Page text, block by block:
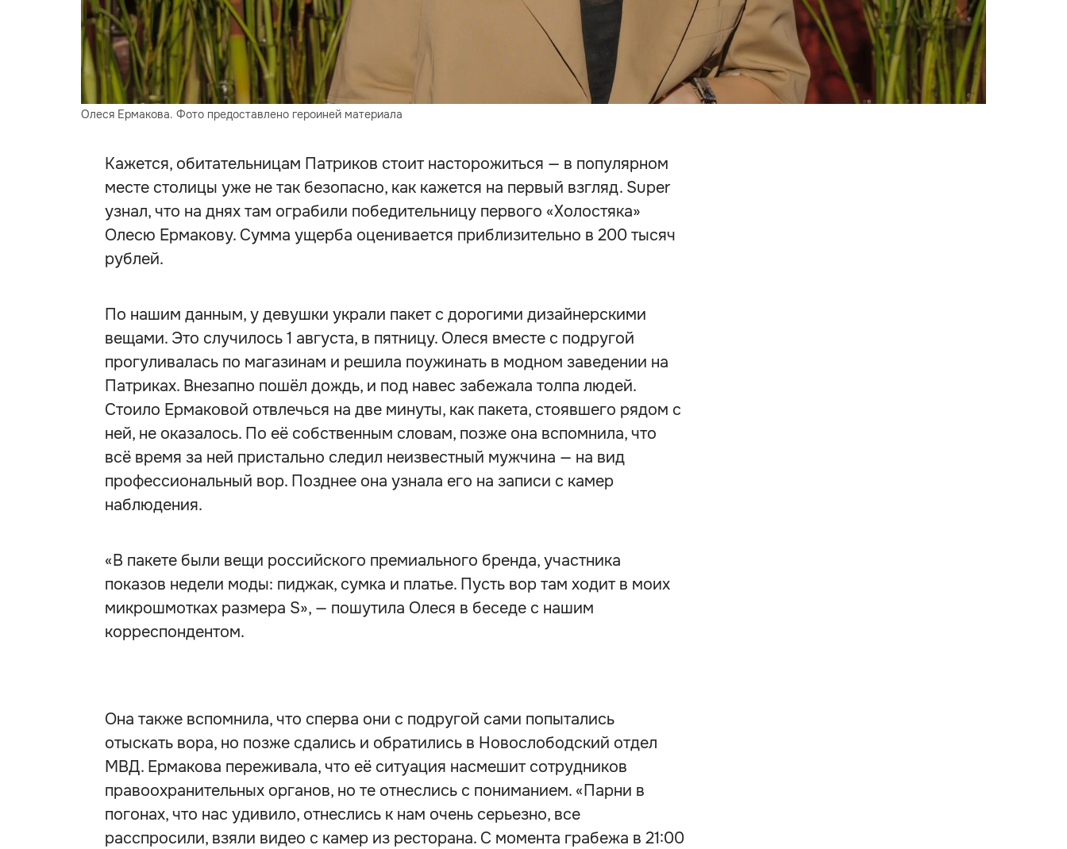
Олеся Ермакова. Фото предоставлено героиней материала
Кажется, обитательницам Патриков стоит насторожиться — в популярном
месте столицы уже не так безопасно, как кажется на первый взгляд. Super
узнал, что на днях там ограбили победительницу первого «Холостяка»
Олесю Ермакову. Сумма ущерба оценивается приблизительно в 200 тысяч
рублей.
По нашим данным, у девушки украли пакет с дорогими дизайнерскими
вещами. Это случилось 1 августа, в пятницу. Олеся вместе с подругой
прогуливалась по магазинам и решила поужинать в модном заведении на
Патриках. Внезапно пошёл дождь, и под навес забежала толпа людей.
Стоило Ермаковой отвлечься на две минуты, как пакета, стоявшего рядом с
ней, не оказалось. По её собственным словам, позже она вспомнила, что
всё время за ней пристально следил неизвестный мужчина — на вид
профессиональный вор. Позднее она узнала его на записи с камер
наблюдения.
«В пакете были вещи российского премиального бренда, участника
показов недели моды: пиджак, сумка и платье. Пусть вор там ходит в моих
микрошмотках размера S», — пошутила Олеся в беседе с нашим
корреспондентом.
Она также вспомнила, что сперва они с подругой сами попытались
отыскать вора, но позже сдались и обратились в Новослободский отдел
МВД. Ермакова переживала, что её ситуация насмешит сотрудников
правоохранительных органов, но те отнеслись с пониманием. «Парни в
погонах, что нас удивило, отнеслись к нам очень серьезно, все
расспросили, взяли видео с камер из ресторана. С момента грабежа в 21:00